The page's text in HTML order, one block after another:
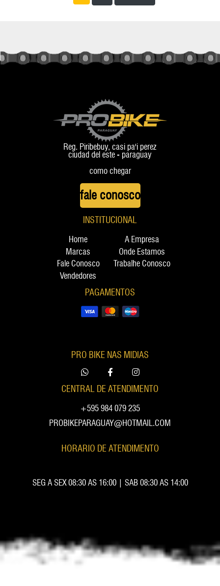
Reg. Piribebuy, casi pa'i perez
ciudad del este - paraguay
como chegar
fale conosco
INSTITUCIONAL
Home
A Empresa
Marcas
Onde Estamos
Fale Conosco
Trabalhe Conosco
Vendedores
PAGAMENTOS
PRO BIKE NAS MIDIAS
CENTRAL DE ATENDIMENTO
+595 984 079 235
PROBIKEPARAGUAY@HOTMAIL.COM
HORARIO DE ATENDIMENTO
SEG A SEX 08:30 AS 16:00 | SAB 08:30 AS 14:00